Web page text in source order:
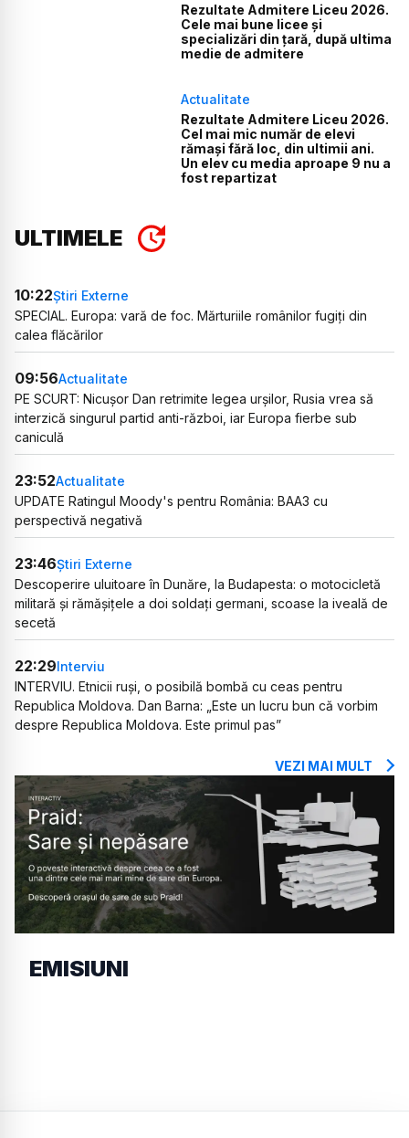
Rezultate Admitere Liceu 2026.
Cele mai bune licee și
specializări din țară, după ultima
medie de admitere
Actualitate
Rezultate Admitere Liceu 2026.
Cel mai mic număr de elevi
rămași fără loc, din ultimii ani.
Un elev cu media aproape 9 nu a
fost repartizat
ULTIMELE
10:22Știri Externe
SPECIAL. Europa: vară de foc. Mărturiile românilor fugiți din
calea flăcărilor
09:56Actualitate
PE SCURT: Nicușor Dan retrimite legea urșilor, Rusia vrea să
interzică singurul partid anti-război, iar Europa fierbe sub
caniculă
23:52Actualitate
UPDATE Ratingul Moody's pentru România: BAA3 cu
perspectivă negativă
23:46Știri Externe
Descoperire uluitoare în Dunăre, la Budapesta: o motocicletă
militară și rămășițele a doi soldați germani, scoase la iveală de
secetă
22:29Interviu
INTERVIU. Etnicii ruși, o posibilă bombă cu ceas pentru
Republica Moldova. Dan Barna: „Este un lucru bun că vorbim
despre Republica Moldova. Este primul pas”
VEZI MAI MULT
EMISIUNI